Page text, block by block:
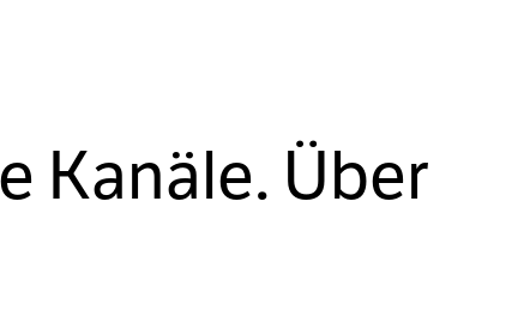
Kanäle. Über